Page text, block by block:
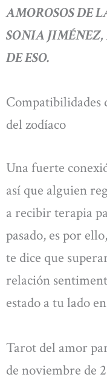
AMOROSOS DE
SONIA JIMÉNEZ,
DE ESO.
Compatibilidades
del zodíaco
Una fuerte
así que alguien
a recibir terapia
pasado, es por
te dice que
relación
estado a tu lado
Tarot del amor
de noviembre de